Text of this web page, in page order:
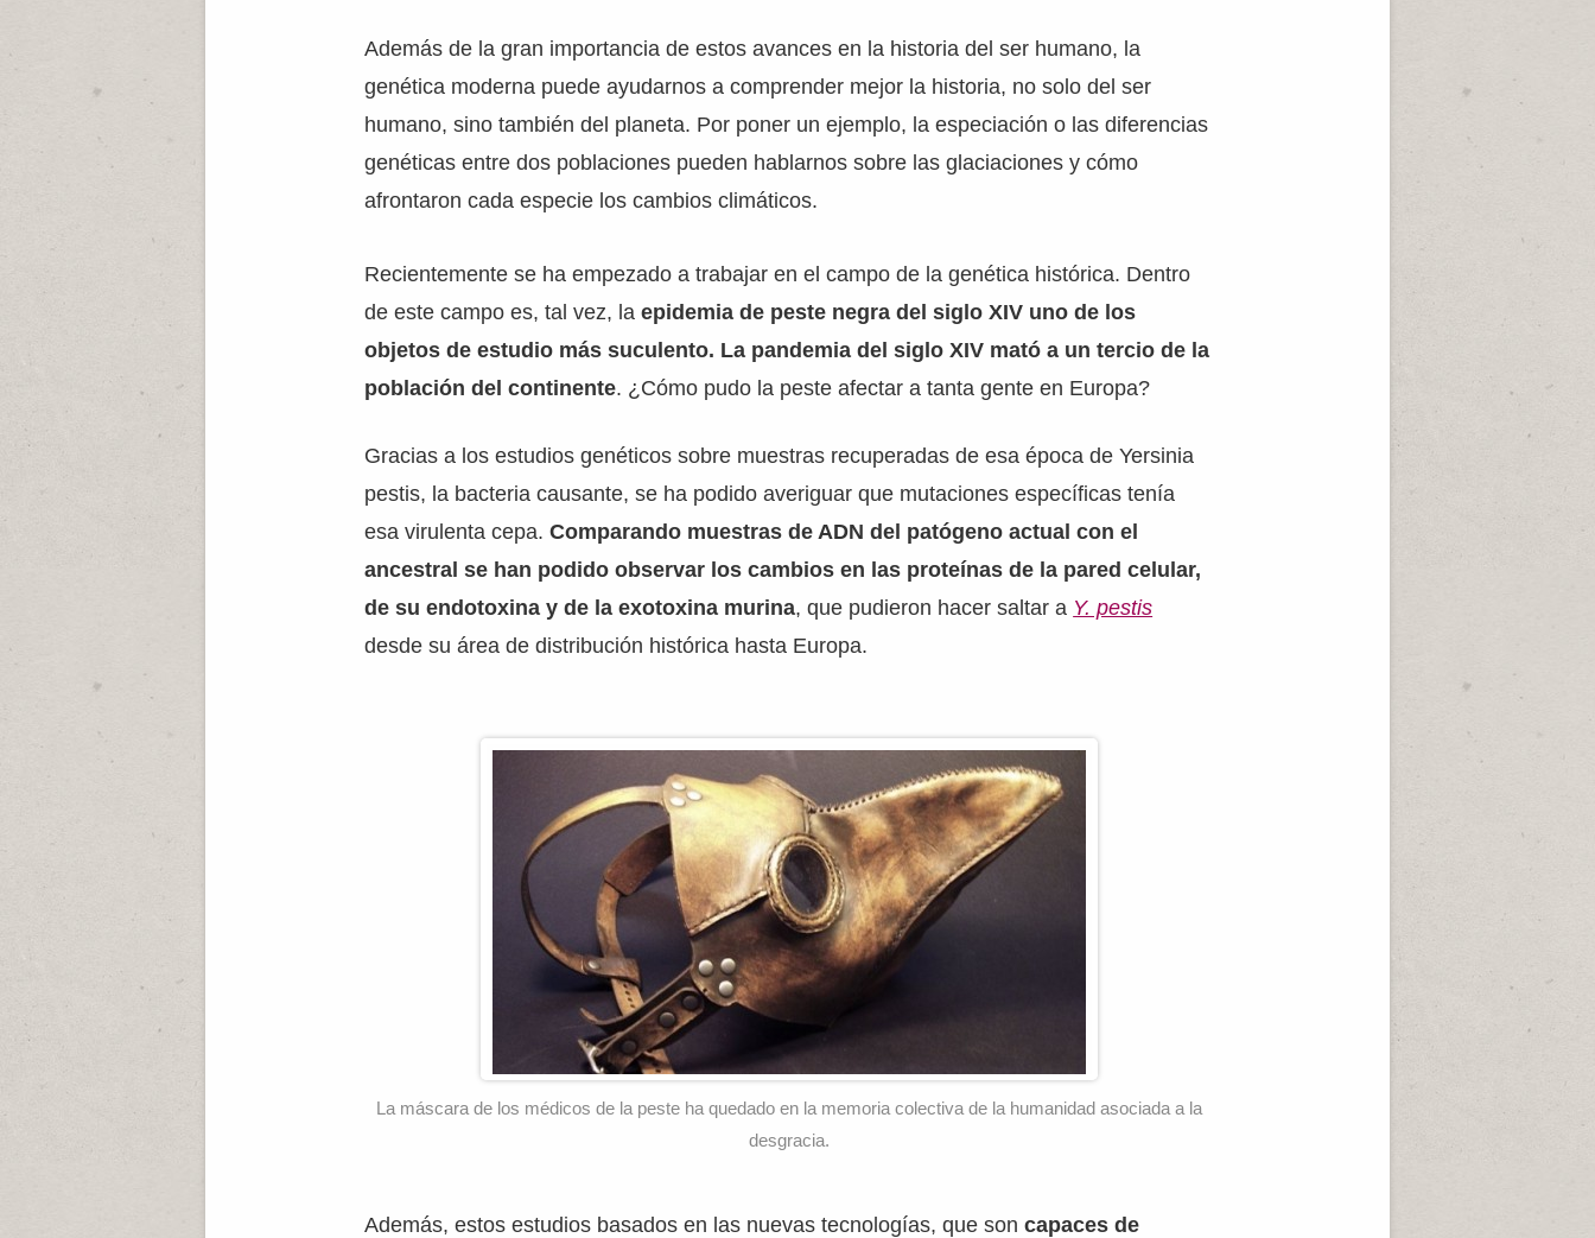
Además de la gran importancia de estos avances en la historia del ser humano, la
genética moderna puede ayudarnos a comprender mejor la historia, no solo del ser
humano, sino también del planeta. Por poner un ejemplo, la especiación o las diferencias
genéticas entre dos poblaciones pueden hablarnos sobre las glaciaciones y cómo
afrontaron cada especie los cambios climáticos.
Recientemente se ha empezado a trabajar en el campo de la genética histórica. Dentro
de este campo es, tal vez, laepidemia de peste negra del siglo XIV uno de los
objetos de estudio más suculento. La pandemia del siglo XIV mató a un tercio de la
población del continente. ¿Cómo pudo la peste afectar a tanta gente en Europa?
Gracias a los estudios genéticos sobre muestras recuperadas de esa época de Yersinia
pestis, la bacteria causante, se ha podido averiguar que mutaciones específicas tenía
esa virulenta cepa.Comparando muestras de ADN del patógeno actual con el
ancestral se han podido observar los cambios en las proteínas de la pared celular,
de su endotoxina y de la exotoxina murina, que pudieron hacer saltar a Y. pestis
desde su área de distribución histórica hasta Europa.
La máscara de los médicos de la peste ha quedado en la memoria colectiva de la humanidad asociada a la
desgracia.
Además, estos estudios basados en las nuevas tecnologías, que soncapaces de